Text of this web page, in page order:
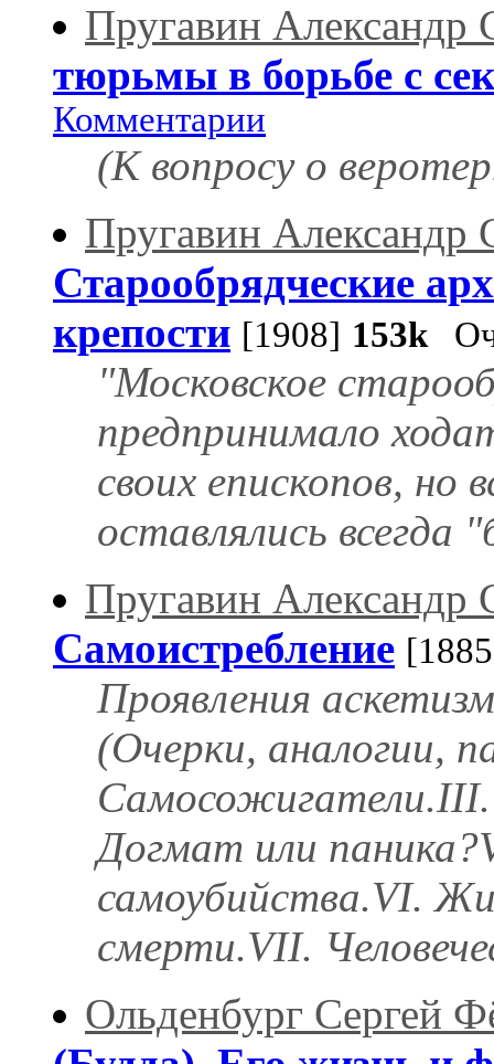
Пругавин Александр
тюрьмы в борьбе с
Комментарии
(К вопросу о
Пругавин Александр
Старообрядческие
крепости [1908] 153k
"Московское
предпринимало
своих епископов, но
оставлялись всегда
Пругавин Александр
Самоистребление
Проявления
(Очерки, аналогии,
Догмат или
самоубийства.VI.
смерти.VII.
Ольденбург Сергей